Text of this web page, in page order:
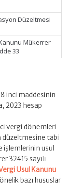
Düzeltmesi
Kanunu Mükerrer
33
inci maddesinin
2023 hesap
vergi dönemleri
düzeltmesine tabi
işlemlerinin usul
32415 sayılı
Usul Kanunu
bazı hususlar